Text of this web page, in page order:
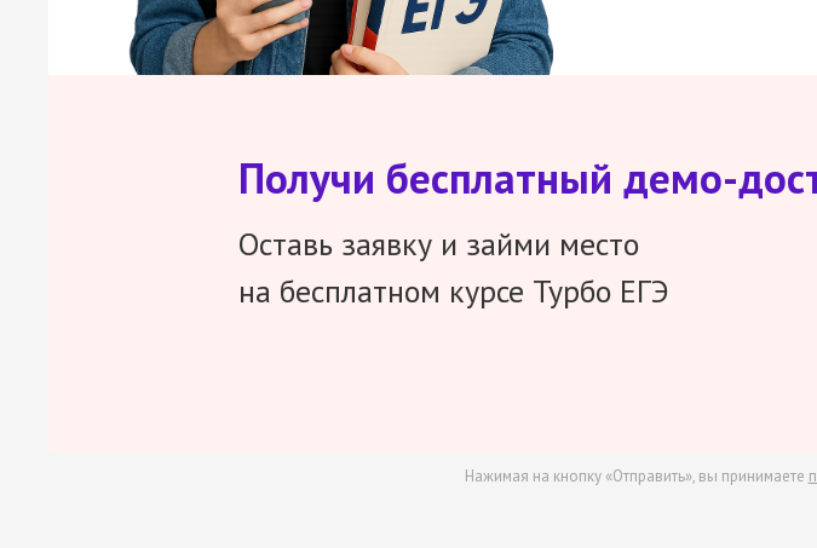
Получи бесплатный демо-
Оставь заявку и займи место
на бесплатном курсе Турбо ЕГЭ
Нажимая на кнопку «Отправить», вы принимаете